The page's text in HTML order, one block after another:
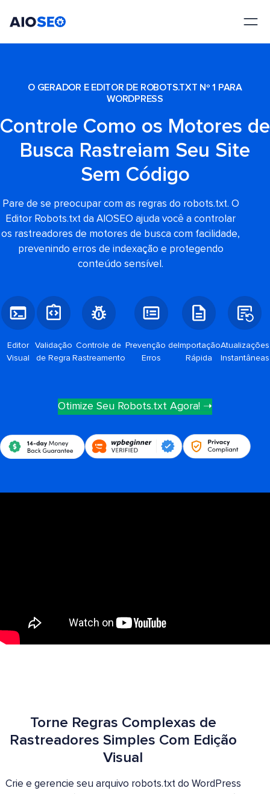
O GERADOR E EDITOR DE ROBOTS.TXT Nº 1 PARA
WORDPRESS
Controle Como os Motores de
Busca Rastreiam Seu Site
Sem Código
Pare de se preocupar com as regras do robots.txt. O
Editor Robots.txt da AIOSEO ajuda você a controlar
os rastreadores de motores de busca com facilidade,
prevenindo erros de indexação e protegendo
conteúdo sensível.
Editor
Visual
Validação
de Regra
Controle de
Rastreamento
Prevenção de
Erros
Importação
Rápida
Atualizações
Instantâneas
Otimize Seu Robots.txt Agora! ➝
Torne Regras Complexas de
Rastreadores Simples Com Edição
Visual
Crie e gerencie seu arquivo robots.txt do WordPress